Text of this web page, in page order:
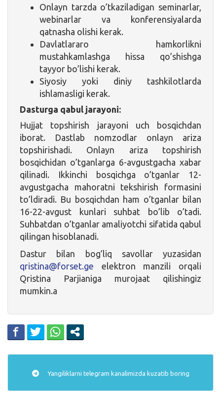
Onlayn tarzda o’tkaziladigan seminarlar,
webinarlar va konferensiyalarda
qatnasha olishi kerak.
Davlatlararo hamkorlikni
mustahkamlashga hissa qo’shishga
tayyor bo’lishi kerak.
Siyosiy yoki diniy tashkilotlarda
ishlamasligi kerak.
Dasturga qabul jarayoni:
Hujjat topshirish jarayoni uch bosqichdan
iborat. Dastlab nomzodlar onlayn ariza
topshirishadi. Onlayn ariza topshirish
bosqichidan o’tganlarga 6-avgustgacha xabar
qilinadi. Ikkinchi bosqichga o’tganlar 12-
avgustgacha mahoratni tekshirish formasini
to’ldiradi. Bu bosqichdan ham o’tganlar bilan
16-22-avgust kunlari suhbat bo’lib o’tadi.
Suhbatdan o’tganlar amaliyotchi sifatida qabul
qilingan hisoblanadi.
Dastur bilan bog’liq savollar yuzasidan
qristina@forset.ge elektron manzili orqali
Qristina Parjianiga murojaat qilishingiz
mumkin.a
Yangiliklarni telegram kanalimizda kuzatib boring